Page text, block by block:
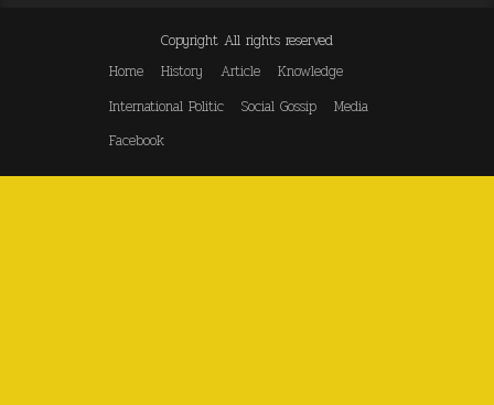
Copyright All rights reserved
Home
History Article
Knowledge
International Politic
Social Gossip
Media
Facebook